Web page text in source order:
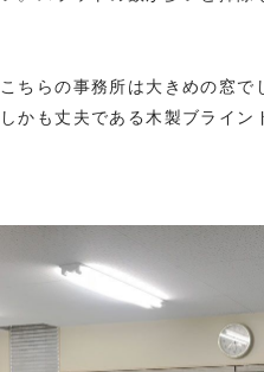
こちらの事務所は大きめの窓で
しかも丈夫である木製ブライン